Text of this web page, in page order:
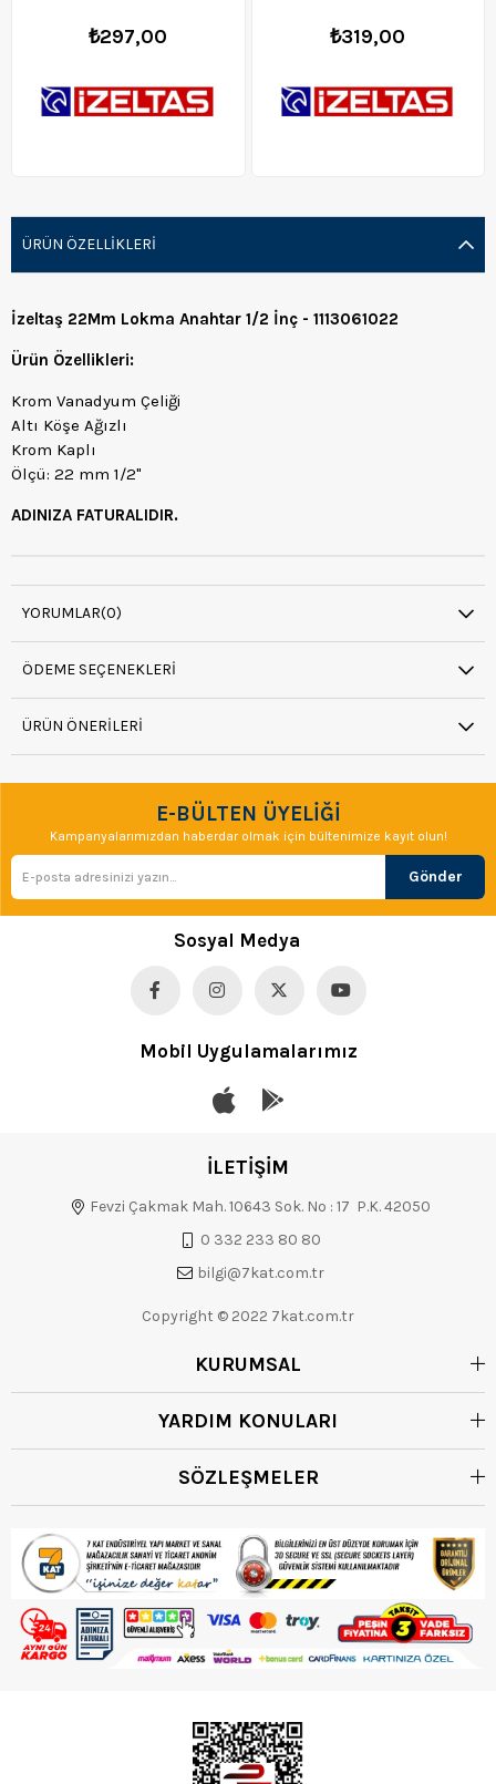
₺297,00 ₺319,00
ÜRÜN ÖZELLIKLERI
İzeltaş 22Mm Lokma Anahtar 1/2 İnç - 1113061022
Ürün Özellikleri:
Krom Vanadyum Çeliği
Altı Köşe Ağızlı
Krom Kaplı
Ölçü: 22 mm 1/2"
ADINIZA FATURALIDIR.
YORUMLAR(0)
ÖDEME SEÇENEKLERI
ÜRÜN ÖNERILERI
E-BÜLTEN ÜYELİĞİ
Kampanyalarımızdan haberdar olmak için bültenimize kayıt olun!
Gönder
Sosyal Medya
Mobil Uygulamalarımız
İLETİŞİM
Fevzi Çakmak Mah. 10643 Sok. No : 17 P.K. 42050
0 332 233 80 80
bilgi@7kat.com.tr
Copyright © 2022 7kat.com.tr
KURUMSAL
YARDIM KONULARI
SÖZLEŞMELER